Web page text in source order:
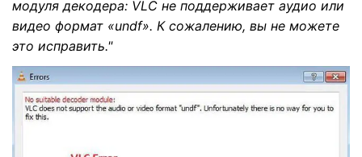
модуля декодера: VLC не поддерживает аудио или
видео формат «undf». К сожалению, вы не можете
это исправить."